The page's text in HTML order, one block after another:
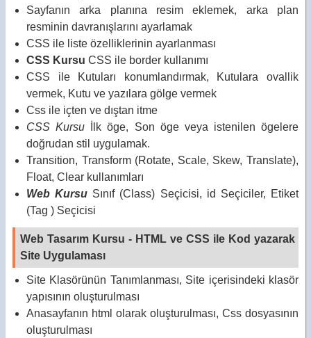
Sayfanın arka planına resim eklemek, arka plan
resminin davranışlarını ayarlamak
CSS ile liste özelliklerinin ayarlanması
CSS Kursu CSS ile border kullanımı
CSS ile Kutuları konumlandırmak, Kutulara ovallik
vermek, Kutu ve yazılara gölge vermek
Css ile içten ve dıştan itme
CSS Kursu
İlk öge, Son öge veya istenilen ögelere
doğrudan stil uygulamak.
Transition, Transform (Rotate, Scale, Skew, Translate),
Float, Clear kullanımları
Web Kursu Sınıf (Class) Seçicisi, id Seçiciler, Etiket
(Tag ) Seçicisi
Web Tasarım Kursu - HTML ve CSS ile Kod yazarak
Site Uygulaması
Site Klasörünün Tanımlanması, Site içerisindeki klasör
yapısının oluşturulması
Anasayfanın html olarak oluşturulması, Css dosyasının
oluşturulması